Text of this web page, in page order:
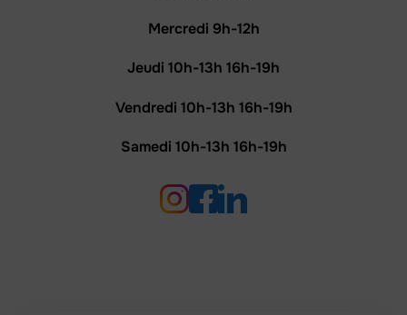
Mercredi 9h-12h
Jeudi 10h-13h 16h-19h
Vendredi 10h-13h 16h-19h
Samedi 10h-13h 16h-19h